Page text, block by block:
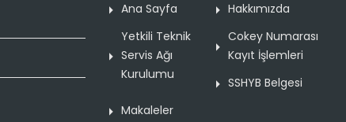
Ana Sayfa
Hakkımızda
Yetkili Teknik
Servis Ağı
Kurulumu
Cokey Numarası
Kayıt İşlemleri
SSHYB Belgesi
Makaleler